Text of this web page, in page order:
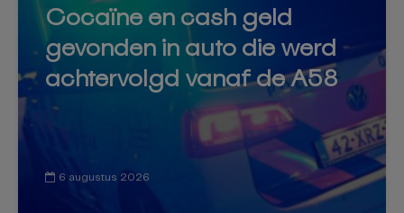
Cocaïne en cash geld
gevonden in auto die werd
achtervolgd vanaf de A58
6 augustus 2026